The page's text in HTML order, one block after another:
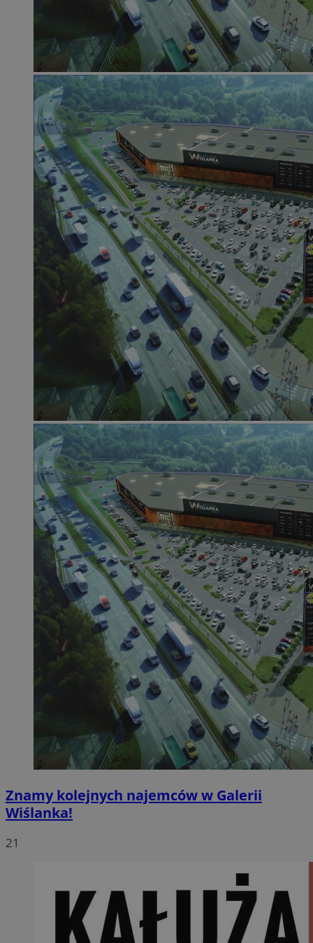
Znamy kolejnych najemców w Galerii
Wiślanka!
21